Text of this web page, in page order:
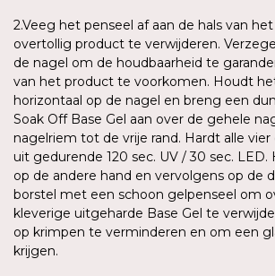
2.Veeg het penseel af aan de hals van
overtollig product te verwijderen.
de nagel om de houdbaarheid te
van het product te voorkomen. Houdt
horizontaal op de nagel en breng een
Soak Off Base Gel aan over de gehele
nagelriem tot de vrije rand. Hardt alle
uit gedurende 120 sec. UV / 30 sec. LED.
op de andere hand en vervolgens op de
borstel met een schoon gelpenseel om
kleverige uitgeharde Base Gel te
op krimpen te verminderen en om een
krijgen.